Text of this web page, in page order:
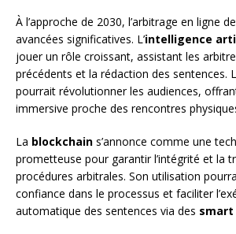
À l’approche de 2030, l’arbitrage en ligne
avancées significatives. L’intelligence
jouer un rôle croissant, assistant les
précédents et la rédaction des sentences.
pourrait révolutionner les audiences,
immersive proche des rencontres
La blockchain s’annonce comme une
prometteuse pour garantir l’intégrité et la
procédures arbitrales. Son utilisation
confiance dans le processus et faciliter
automatique des sentences via des